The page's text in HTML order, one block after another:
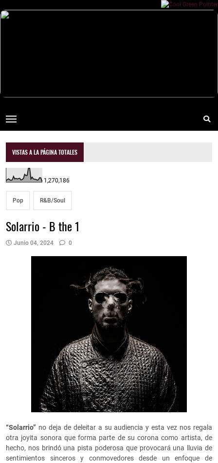
VISTAS A LA PÁGINA TOTALES
1,270,186
Pop R&B/Soul
Solarrio - B the 1
Junio 04, 2024 0
“Solarrio” no deja de deleitar a su audiencia y esta vez nos regala
otra joyita sonora que forma parte de su corona como artista, de
hecho, nos brindó una pista poderosa que provocará una lluvia de
sentimientos sinceros y conmovedores desde un enfoque de